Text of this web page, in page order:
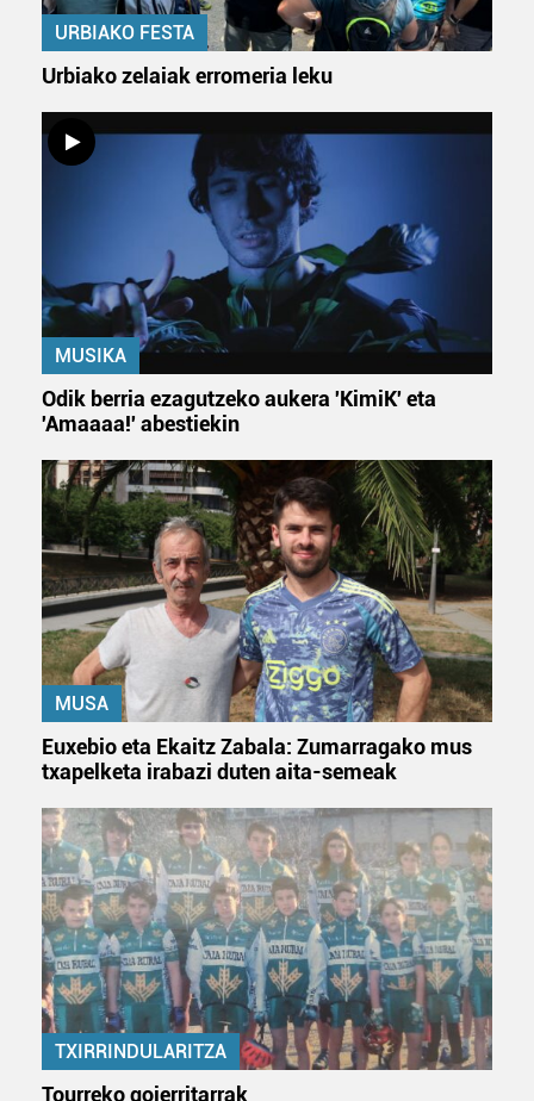
erabiltzen dituen hauta dezakezu.
Bazkide batzuek ez dizute baimenik eskatzen, eta beren
duten interes legitimoa eta horren aurka nola egin
dezakezun ikusteko.
Lortu zure datu pertsonalak prozesatzeko moduari
buruzko informazio gehiago eta ezarri zure lehentasunak
datuen atalean. Edozein unetan alda edo ken dezakezu
zure baimena Cookieen adierazpenean.
fitxategiak erabiltzen ditu. Zure esperientzia eta
baliatzen gara. Ohar hau onartuz gero, teknologia hori
erabiltzeko baimen esplizitua ematen diguzu. Gehiago
irakurri
URBIAKO FESTA
Urbiako zelaiak erromeria leku
MUSIKA
Odik berria ezagutzeko aukera 'KimiK' eta
'Amaaaa!' abestiekin
MUSA
Euxebio eta Ekaitz Zabala: Zumarragako mus
txapelketa irabazi duten aita-semeak
TXIRRINDULARITZA
Tourreko goierritarrak